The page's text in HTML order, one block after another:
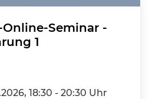
Seminar -
1
18:30 - 20:30 Uhr